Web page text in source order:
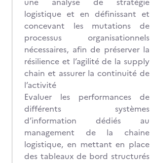
logistique et en définissant et
concevant les mutations de
processus organisationnels
nécessaires, afin de préserver la
résilience et l’agilité de la supply
chain et assurer la continuité de
l’activité
Evaluer les performances de
différents systèmes
d’information dédiés au
management de la chaine
logistique, en mettant en place
des tableaux de bord structurés